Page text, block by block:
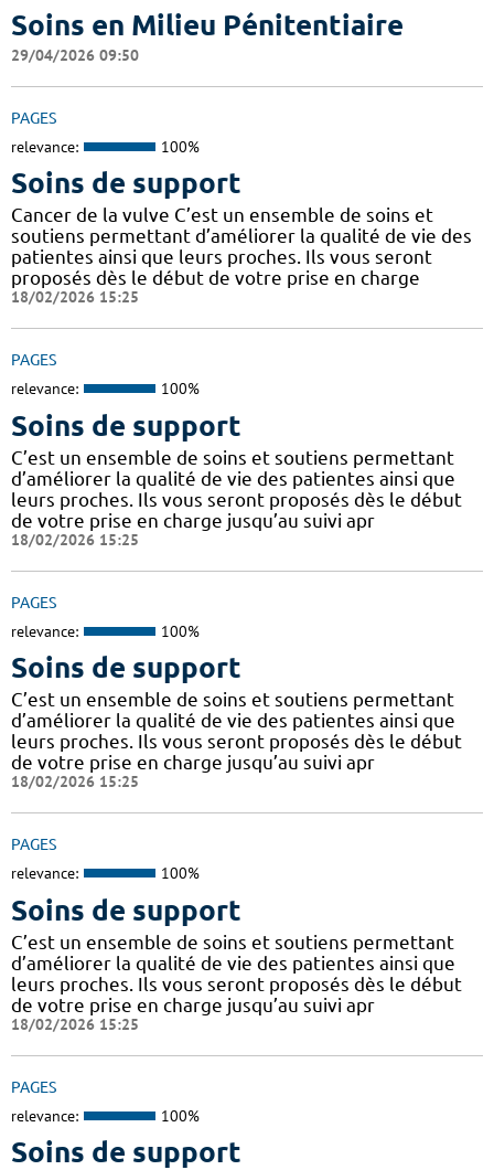
Soins en Milieu Pénitentiaire
29/04/2026 09:50
PAGES
relevance: 100%
Soins de support
Cancer de la vulve C’est un ensemble de soins et
soutiens permettant d’améliorer la qualité de vie des
patientes ainsi que leurs proches. Ils vous seront
proposés dès le début de votre prise en charge
18/02/2026 15:25
PAGES
relevance: 100%
Soins de support
C’est un ensemble de soins et soutiens permettant
d’améliorer la qualité de vie des patientes ainsi que
leurs proches. Ils vous seront proposés dès le début
de votre prise en charge jusqu’au suivi apr
18/02/2026 15:25
PAGES
relevance: 100%
Soins de support
C’est un ensemble de soins et soutiens permettant
d’améliorer la qualité de vie des patientes ainsi que
leurs proches. Ils vous seront proposés dès le début
de votre prise en charge jusqu’au suivi apr
18/02/2026 15:25
PAGES
relevance: 100%
Soins de support
C’est un ensemble de soins et soutiens permettant
d’améliorer la qualité de vie des patientes ainsi que
leurs proches. Ils vous seront proposés dès le début
de votre prise en charge jusqu’au suivi apr
18/02/2026 15:25
PAGES
relevance: 100%
Soins de support